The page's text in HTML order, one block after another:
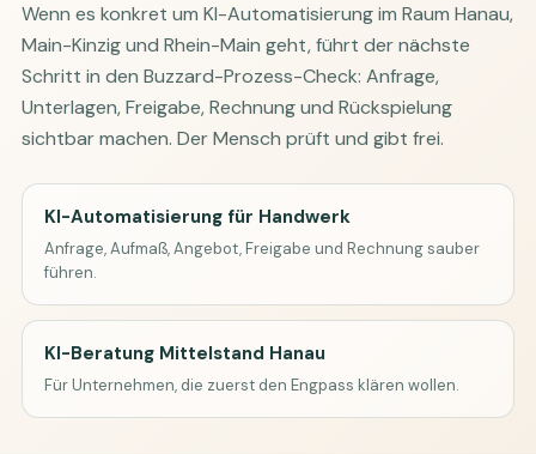
Wenn es konkret um KI-Automatisierung im Raum Hanau,
Main-Kinzig und Rhein-Main geht, führt der nächste
Schritt in den Buzzard-Prozess-Check: Anfrage,
Unterlagen, Freigabe, Rechnung und Rückspielung
sichtbar machen. Der Mensch prüft und gibt frei.
KI-Automatisierung für Handwerk
Anfrage, Aufmaß, Angebot, Freigabe und Rechnung sauber
führen.
KI-Beratung Mittelstand Hanau
Für Unternehmen, die zuerst den Engpass klären wollen.